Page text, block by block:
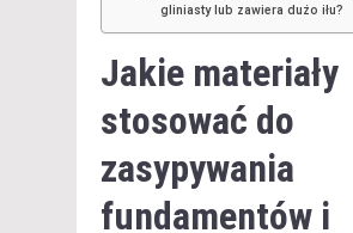
gliniasty lub zawiera dużo iłu?
Jakie materiały
stosować do
zasypywania
fundamentów i